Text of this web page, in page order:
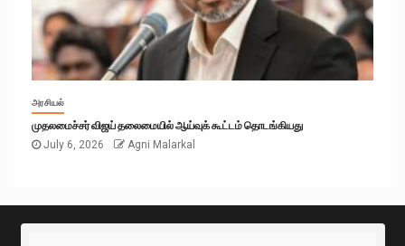
அரசியல்
முதலமைச்சர் விஜய் தலைமையில் ஆய்வுக் கூட்டம் தொடங்கியது
July 6, 2026
Agni Malarkal